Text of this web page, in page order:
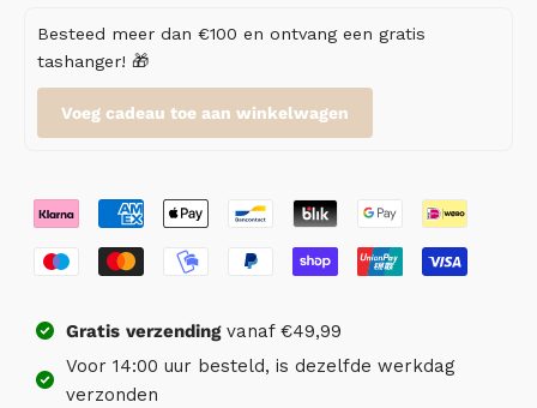
Besteed meer dan €100 en ontvang een gratis
tashanger! 🎁
Voeg cadeau toe aan winkelwagen
Gratis verzendingvanaf €49,99
Voor 14:00 uur besteld, is dezelfde werkdag
verzonden